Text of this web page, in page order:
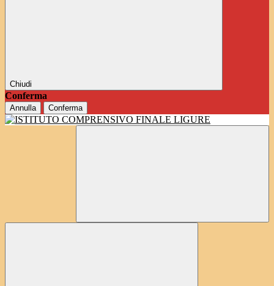
Chiudi
Conferma
Annulla Conferma